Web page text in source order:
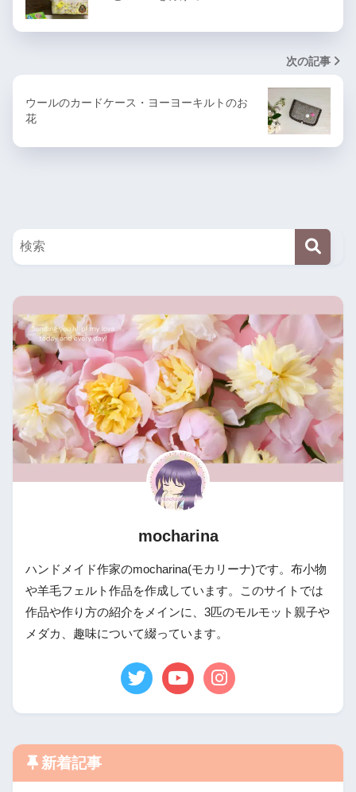
次の記事
ウールのカードケース・ヨーヨーキルトのお
花
mocharina
ハンドメイド作家のmocharina(モカリーナ)です。布小物
や羊毛フェルト作品を作成しています。このサイトでは
作品や作り方の紹介をメインに、3匹のモルモット親子や
メダカ、趣味について綴っています。
新着記事